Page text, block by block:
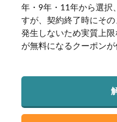
年・9年・11年から選択
すが、契約終了時にそ
発生しないため実質上
が無料になるクーポンが